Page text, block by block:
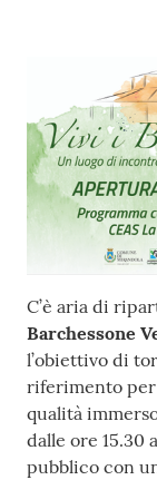
a
Tutti
gli
argomenti
Seguici
su
Contenuto
C’è aria di
Barchessone
l’obiettivo di
riferimento
qualità
dalle ore 15.30
pubblico con